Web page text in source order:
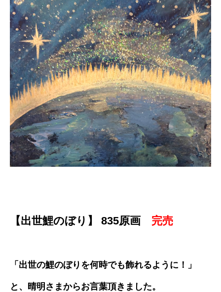
【出世鯉のぼり】 835原画 完売
「出世の鯉のぼりを何時でも飾れるように！」
と、晴明さまからお言葉頂きました。